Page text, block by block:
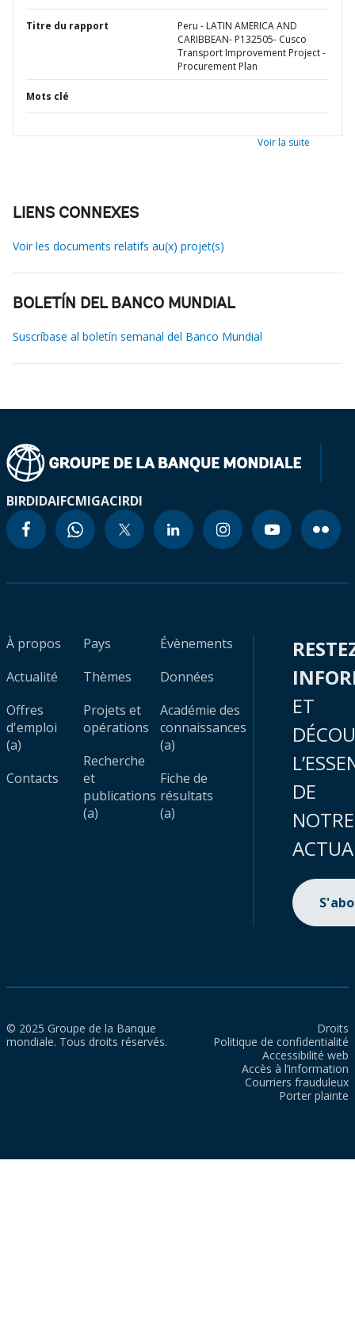
Titre du rapport
Peru - LATIN AMERICA AND
CARIBBEAN- P132505- Cusco
Transport Improvement Project -
Procurement Plan
Mots clé
Voir la suite
LIENS CONNEXES
Voir les documents relatifs au(x) projet(s)
BOLETÍN DEL BANCO MUNDIAL
Suscríbase al boletín semanal del Banco Mundial
BIRDIDAIFCMIGACIRDI
À propos
Actualité
Offres
d'emploi
(a)
Contacts
Pays
Thèmes
Projets et
opérations
Recherche
et
publications
(a)
Évènements
Données
Académie des
connaissances
(a)
Fiche de
résultats
(a)
ET
DE
NOTRE
© 2025 Groupe de la Banque
mondiale. Tous droits réservés.
Droits
Politique de confidentialité
Accessibilité web
Accès à l’information
Courriers frauduleux
Porter plainte